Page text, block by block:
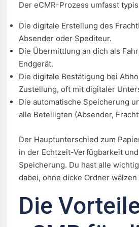
Der eCMR-Prozess umfasst
Die digitale Erstellung des
Absender oder Spediteur.
Die Übermittlung an dich als
Endgerät.
Die digitale Bestätigung bei
Zustellung, oft mit digitaler
Die automatische Speicherung
alle Beteiligten (Absender,
Der Hauptunterschied zum
in der Echtzeit-Verfügbarkeit
Speicherung. Du hast alle
dabei, ohne dicke Ordner wälzen
Die